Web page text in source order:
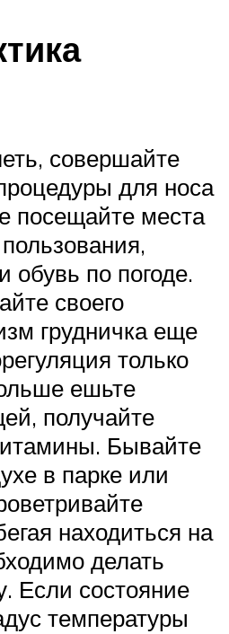
совершайте
для носа
посещайте места
обувь по погоде.
своего
грудничка еще
только
ешьте
получайте
Бывайте
в парке или
находиться на
делать
Если состояние
температуры